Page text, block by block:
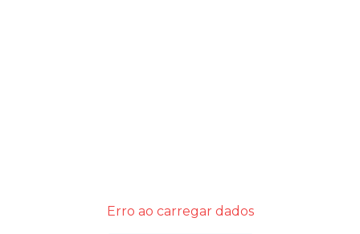
Erro ao carregar dados